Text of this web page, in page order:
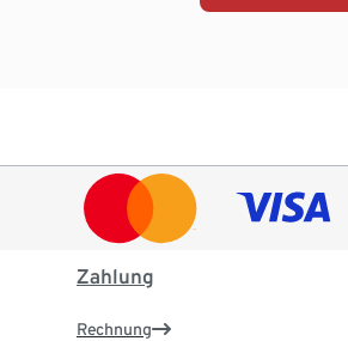
Zahlung
Rechnung